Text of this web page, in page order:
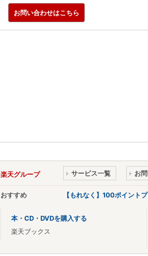
お問い合わせはこちら
楽天グループ サービス一覧 お
おすすめ 【もれなく】100ポイント
本・CD・DVDを購入する
楽天ブックス